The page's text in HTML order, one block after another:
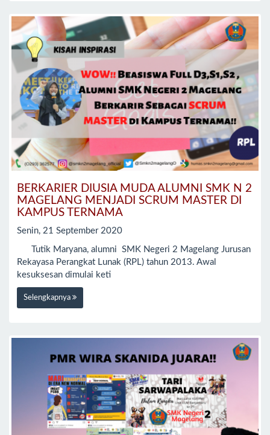
BERKARIER DIUSIA MUDA ALUMNI SMK N 2
MAGELANG MENJADI SCRUM MASTER DI
KAMPUS TERNAMA
Senin, 21 September 2020
Tutik Maryana, alumni SMK Negeri 2 Magelang Jurusan
Rekayasa Perangkat Lunak (RPL) tahun 2013. Awal
kesuksesan dimulai keti
Selengkapnya